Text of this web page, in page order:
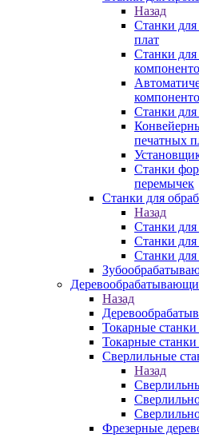
Назад
Станки для
плат
Станки
Станки для
печатных
Станки
перемычек
Станки для
Назад
Станки
Станки для
Станки для
Назад
Токарные станки
Токарные
Сверлильные
Назад
Фрезерные